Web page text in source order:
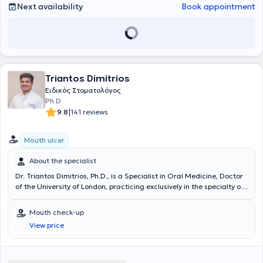
Next availability Book appointment
Triantos Dimitrios
Ειδικός Στοματολόγος
Ph.D
9.8|141 reviews
Mouth ulcer
About the specialist
Dr. Triantos Dimitrios, Ph.D., is a Specialist in Oral Medicine, Doctor
of the University of London, practicing exclusively in the specialty of
Faliro, Piraeus, Peristeri, and Psychiko. Following successful
participation in examinations announced by the State Scholarships
Foundation, he was awarded a scholarship in the field of Oral
Medicine for postgraduate studies abroad. He was enrolled at the
Mouth check-up
View price